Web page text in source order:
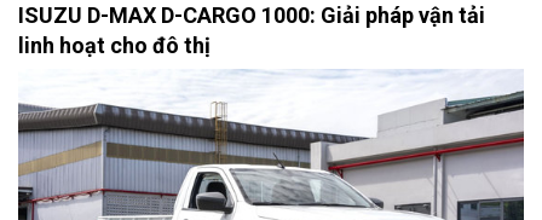
ISUZU D-MAX D-CARGO 1000: Giải pháp vận tải
linh hoạt cho đô thị